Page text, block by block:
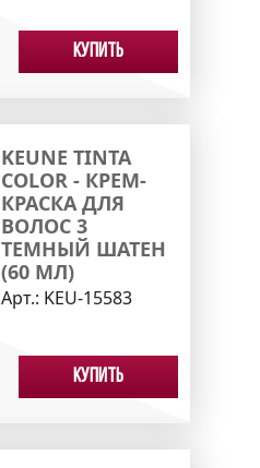
Купить
KEUNE TINTA
COLOR - КРЕМ-
КРАСКА ДЛЯ
ВОЛОС 3
ТЕМНЫЙ ШАТЕН
(60 МЛ)
Арт.: KEU-15583
Купить